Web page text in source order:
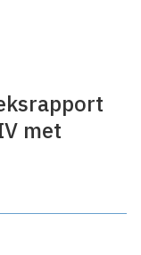
met